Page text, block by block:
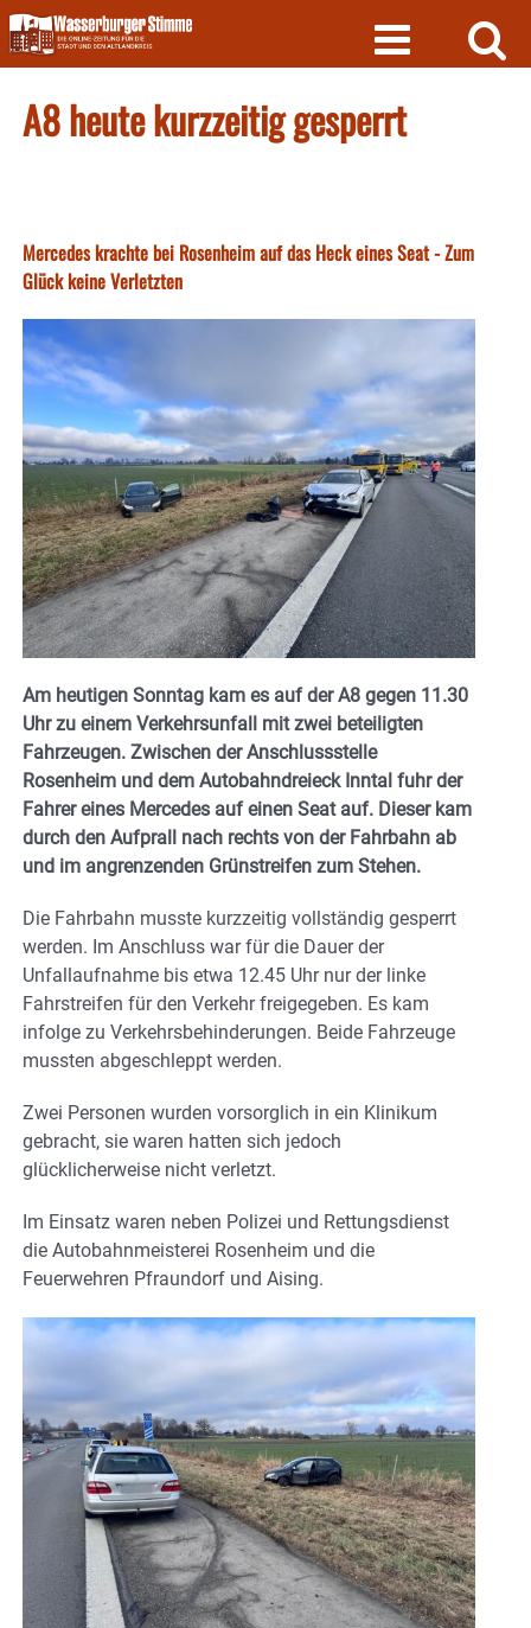
Skip
to
content
A8 heute kurzzeitig gesperrt
Mercedes krachte bei Rosenheim auf das Heck eines Seat - Zum
Glück keine Verletzten
Am heutigen Sonntag kam es auf der A8 gegen 11.30
Uhr zu einem Verkehrsunfall mit zwei beteiligten
Fahrzeugen. Zwischen der Anschlussstelle
Rosenheim und dem Autobahndreieck Inntal fuhr der
Fahrer eines Mercedes auf einen Seat auf. Dieser kam
durch den Aufprall nach rechts von der Fahrbahn ab
und im angrenzenden Grünstreifen zum Stehen.
Die Fahrbahn musste kurzzeitig vollständig gesperrt
werden. Im Anschluss war für die Dauer der
Unfallaufnahme bis etwa 12.45 Uhr nur der linke
Fahrstreifen für den Verkehr freigegeben. Es kam
infolge zu Verkehrsbehinderungen. Beide Fahrzeuge
mussten abgeschleppt werden.
Zwei Personen wurden vorsorglich in ein Klinikum
gebracht, sie waren hatten sich jedoch
glücklicherweise nicht verletzt.
Im Einsatz waren neben Polizei und Rettungsdienst
die Autobahnmeisterei Rosenheim und die
Feuerwehren Pfraundorf und Aising.